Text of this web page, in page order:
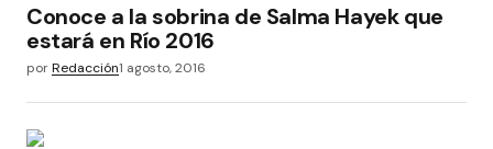
Conoce a la sobrina de Salma Hayek que
estará en Río 2016
porRedacción1 agosto, 2016